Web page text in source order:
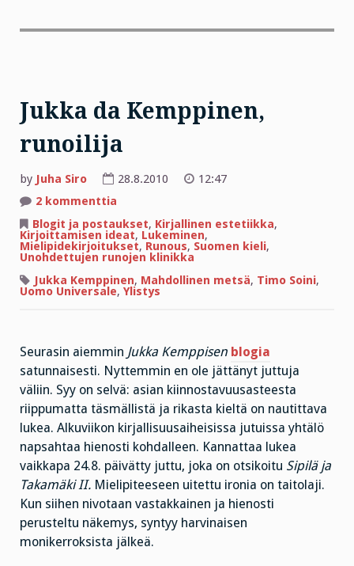
Jukka da Kemppinen,
runoilija
by Juha Siro 28.8.2010
12:47
2 kommenttia
da
Kemppinen,
runoilija
Blogit ja postaukset, Kirjallinen estetiikka,
Kirjoittamisen ideat, Lukeminen,
Mielipidekirjoitukset, Runous, Suomen kieli,
Unohdettujen runojen klinikka
Jukka Kemppinen, Mahdollinen metsä, Timo Soini,
Uomo Universale, Ylistys
Seurasin aiemmin Jukka Kemppisen blogia
satunnaisesti. Nyttemmin en ole jättänyt juttuja
väliin. Syy on selvä: asian kiinnostavuusasteesta
riippumatta täsmällistä ja rikasta kieltä on nautittava
lukea. Alkuviikon kirjallisuusaiheisissa jutuissa yhtälö
napsahtaa hienosti kohdalleen. Kannattaa lukea
vaikkapa 24.8. päivätty juttu, joka on otsikoitu Sipilä ja
Takamäki II. Mielipiteeseen uitettu ironia on taitolaji.
Kun siihen nivotaan vastakkainen ja hienosti
perusteltu näkemys, syntyy harvinaisen
monikerroksista jälkeä.